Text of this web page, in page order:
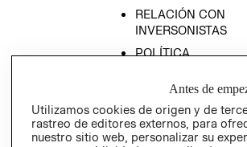
RELACIÓN CON
INVERSONISTAS
POLÍTICA
Antes de
Utilizamos cookies de origen y de
rastreo de editores externos, para
nuestro sitio web, personalizar su